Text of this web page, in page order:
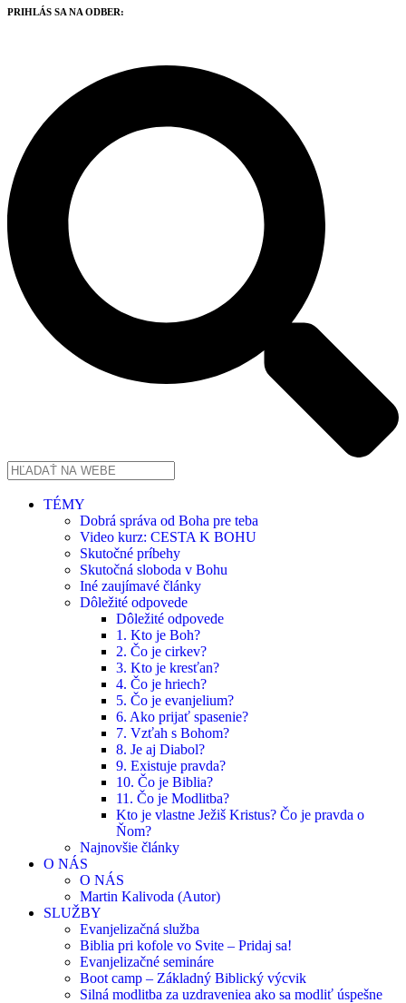
PRIHLÁS SA NA ODBER:
TÉMY
Dobrá správa od Boha pre teba
Video kurz: CESTA K BOHU
Skutočné príbehy
Skutočná sloboda v Bohu
Iné zaujímavé články
Dôležité odpovede
Dôležité odpovede
1. Kto je Boh?
2. Čo je cirkev?
3. Kto je kresťan?
4. Čo je hriech?
5. Čo je evanjelium?
6. Ako prijať spasenie?
7. Vzťah s Bohom?
8. Je aj Diabol?
9. Existuje pravda?
10. Čo je Biblia?
11. Čo je Modlitba?
Kto je vlastne Ježiš Kristus? Čo je pravda o
Ňom?
Najnovšie články
O NÁS
O NÁS
Martin Kalivoda (Autor)
SLUŽBY
Evanjelizačná služba
Biblia pri kofole vo Svite – Pridaj sa!
Evanjelizačné semináre
Boot camp – Základný Biblický výcvik
Silná modlitba za uzdraveniea ako sa modliť úspešne